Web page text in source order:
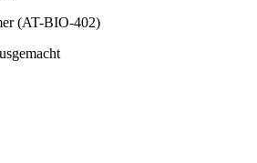
(AT-BIO-402)